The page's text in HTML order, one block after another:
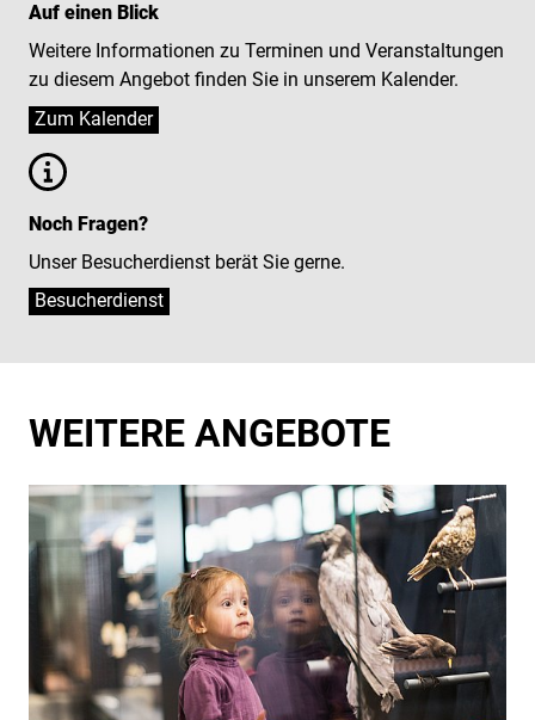
Auf einen Blick
Weitere Informationen zu Terminen und Veranstaltungen
zu diesem Angebot finden Sie in unserem Kalender.
Noch Fragen?
Unser Besucherdienst berät Sie gerne.
Besucherdienst
WEITERE ANGEBOTE